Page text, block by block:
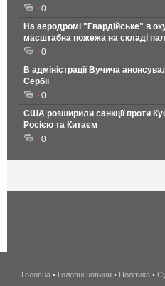
0
На аеродромі "Гвардійське" в
масштабна пожежа на складі
0
В адміністрації Вучича
Сербії
0
США розширили санкції проти
Росією та Китаєм
0
Головна • Головні новини • Політика •